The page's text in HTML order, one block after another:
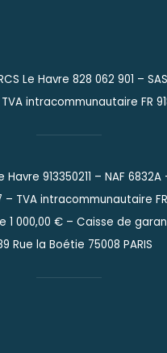
Le Havre 828 062 901 –
TVA intracommunautaire FR
Havre 913350211 – NAF 6832A
TVA intracommunautaire
1 000,00 € – Caisse de
Rue la Boétie 75008 PARIS